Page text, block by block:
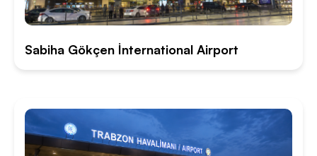
Sabiha Gökçen İnternational Airport